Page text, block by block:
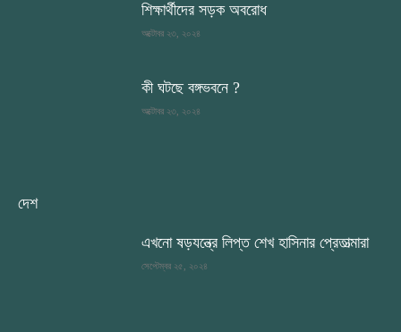
শিক্ষার্থীদের সড়ক অবরোধ
অক্টোবর ২৩, ২০২৪
কী ঘটছে বঙ্গভবনে ?
অক্টোবর ২৩, ২০২৪
দেশ
এখনো ষড়যন্ত্রে লিপ্ত শেখ হাসিনার প্রেতাত্মারা
সেপ্টেম্বর ২৫, ২০২৪